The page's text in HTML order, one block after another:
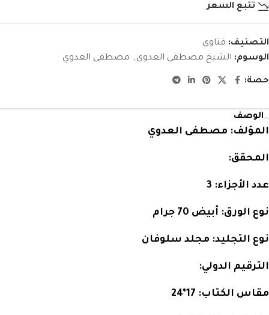
تتبع السعر
التصنيف: فتاوى
الوسوم: الشيخ مصطفى العدوى , مصطفى العدوي
حصة:
الوصف
المؤلف: مصطفى العدوي
المحقق:
عدد الأجزاء:
نوع الورق: أبيض 70 جرام
نوع التجليد: مجلد سلوفان
الترقيم الدولي:
مقاس الكتاب: